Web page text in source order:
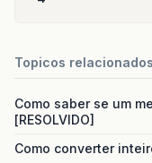
Topicos relacionados
Como saber se um
[RESOLVIDO]
Como converter